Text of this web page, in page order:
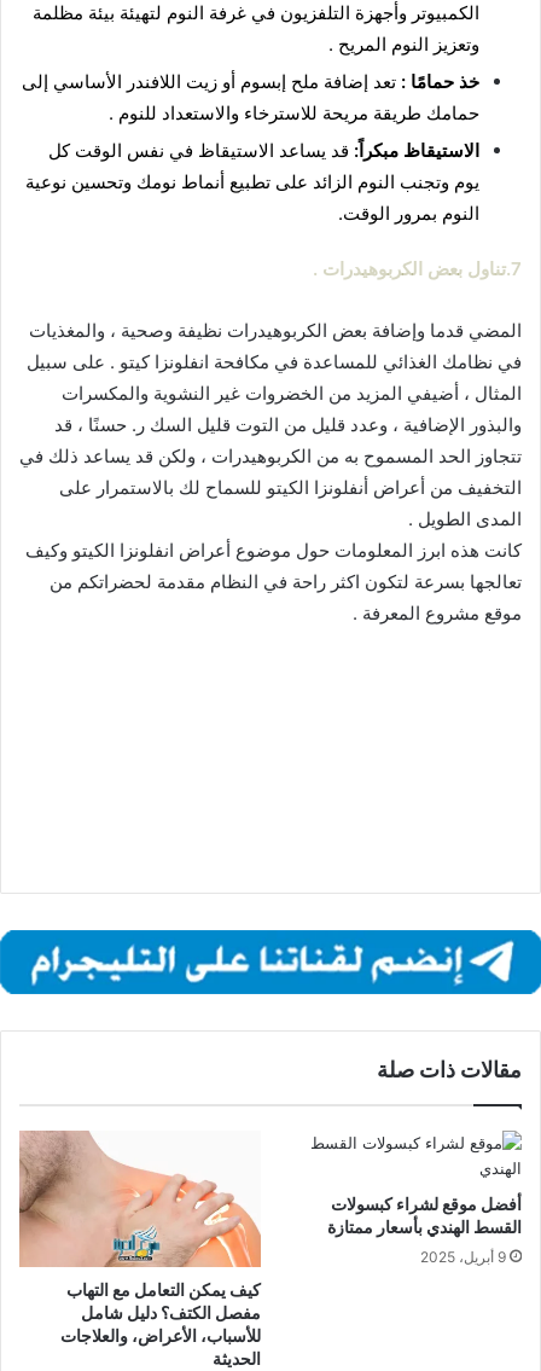
الكمبيوتر وأجهزة التلفزيون في غرفة النوم لتهيئة بيئة مظلمة
وتعزيز النوم المريح .
خذ حمامًا : تعد إضافة ملح إبسوم أو زيت اللافندر الأساسي إلى
حمامك طريقة مريحة للاسترخاء والاستعداد للنوم .
الاستيقاظ مبكراً: قد يساعد الاستيقاظ في نفس الوقت كل
يوم وتجنب النوم الزائد على تطبيع أنماط نومك وتحسين نوعية
النوم بمرور الوقت.
7.تناول بعض الكربوهيدرات .
المضي قدما وإضافة بعض الكربوهيدرات نظيفة وصحية ، والمغذيات
في نظامك الغذائي للمساعدة في مكافحة انفلونزا كيتو . على سبيل
المثال ، أضيفي المزيد من الخضروات غير النشوية والمكسرات
والبذور الإضافية ، وعدد قليل من التوت قليل السك ر. حسنًا ، قد
تتجاوز الحد المسموح به من الكربوهيدرات ، ولكن قد يساعد ذلك في
التخفيف من أعراض أنفلونزا الكيتو للسماح لك بالاستمرار على
المدى الطويل .
كانت هذه ابرز المعلومات حول موضوع أعراض انفلونزا الكيتو وكيف
تعالجها بسرعة لتكون اكثر راحة في النظام مقدمة لحضراتكم من
موقع مشروع المعرفة .
مقالات ذات صلة
أفضل موقع لشراء كبسولات
القسط الهندي بأسعار ممتازة
9 أبريل، 2025
كيف يمكن التعامل مع التهاب
مفصل الكتف؟ دليل شامل
للأسباب، الأعراض، والعلاجات
الحديثة